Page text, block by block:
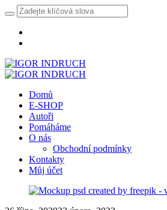
Domů
E-SHOP
Autoři
Pomáháme
O nás
Obchodní podmínky
Kontakty
Můj účet